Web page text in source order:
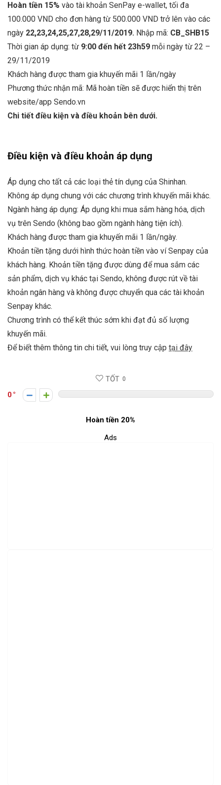
Hoàn tiền 15% vào tài khoản SenPay e-wallet, tối đa
100.000 VND cho đơn hàng từ 500.000 VND trở lên vào các
ngày 22,23,24,25,27,28,29/11/2019. Nhập mã: CB_SHB15
Thời gian áp dụng: từ 9:00 đến hết 23h59 mỗi ngày từ 22 –
29/11/2019
Khách hàng được tham gia khuyến mãi 1 lần/ngày
Phương thức nhận mã: Mã hoàn tiền sẽ được hiển thị trên
website/app Sendo.vn
Chi tiết điều kiện và điều khoản bên dưới.
Điều kiện và điều khoản áp dụng
Áp dụng cho tất cả các loại thẻ tín dụng của Shinhan.
Không áp dụng chung với các chương trình khuyến mãi khác.
Ngành hàng áp dụng: Áp dụng khi mua sắm hàng hóa, dịch
vụ trên Sendo (không bao gồm ngành hàng tiện ích).
Khách hàng được tham gia khuyến mãi 1 lần/ngày.
Khoản tiền tặng dưới hình thức hoàn tiền vào ví Senpay của
khách hàng. Khoản tiền tặng được dùng để mua sắm các
sản phẩm, dịch vụ khác tại Sendo, không được rút về tài
khoản ngân hàng và không được chuyển qua các tài khoản
Senpay khác.
Chương trình có thể kết thúc sớm khi đạt đủ số lượng
khuyến mãi.
Để biết thêm thông tin chi tiết, vui lòng truy cập tại đây
TỐT 0
0
Hoàn tiền 20%
Ads